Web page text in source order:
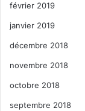
février 2019
janvier 2019
décembre 2018
novembre 2018
octobre 2018
septembre 2018